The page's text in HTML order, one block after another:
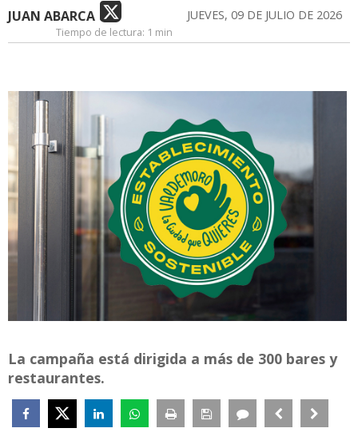
JUAN ABARCA JUEVES, 09 DE JULIO DE 2026
Tiempo de lectura: 1 min
La campaña está dirigida a más de 300 bares y
restaurantes.